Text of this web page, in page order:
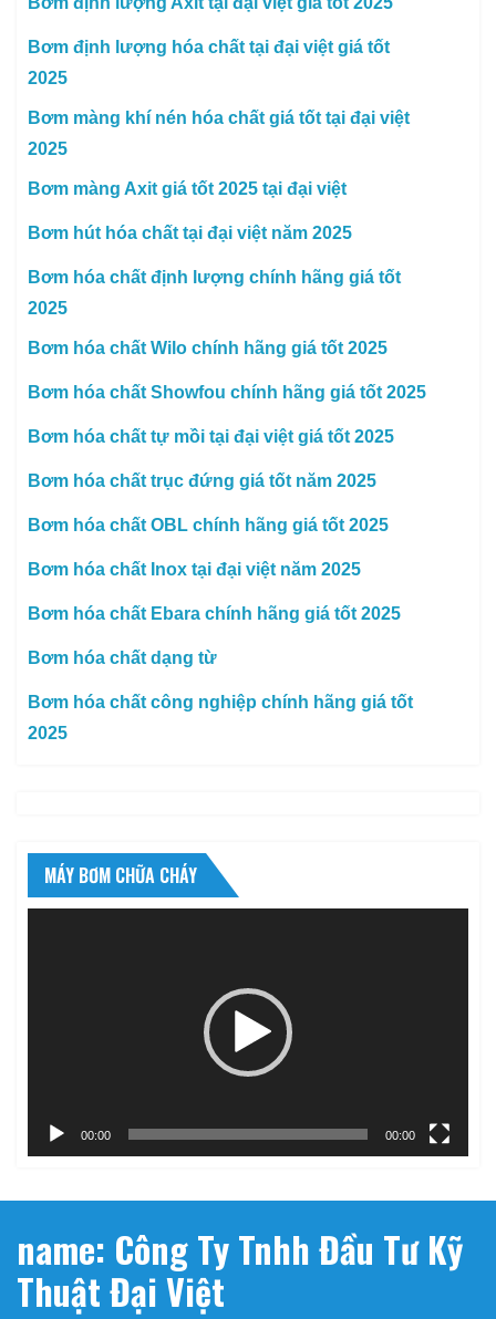
Bơm định lượng hóa chất tại đại việt giá tốt
2025
Bơm màng khí nén hóa chất giá tốt tại đại việt
2025
Bơm màng Axit giá tốt 2025 tại đại việt
Bơm hút hóa chất tại đại việt năm 2025
Bơm hóa chất định lượng chính hãng giá tốt
2025
Bơm hóa chất Wilo chính hãng giá tốt 2025
Bơm hóa chất Showfou chính hãng giá tốt 2025
Bơm hóa chất tự mồi tại đại việt giá tốt 2025
Bơm hóa chất trục đứng giá tốt năm 2025
Bơm hóa chất OBL chính hãng giá tốt 2025
Bơm hóa chất Inox tại đại việt năm 2025
Bơm hóa chất Ebara chính hãng giá tốt 2025
Bơm hóa chất dạng từ
Bơm hóa chất công nghiệp chính hãng giá tốt
2025
MÁY BƠM CHỮA CHÁY
00:00 00:00
name: Công Ty Tnhh Đầu Tư Kỹ
Thuật Đại Việt